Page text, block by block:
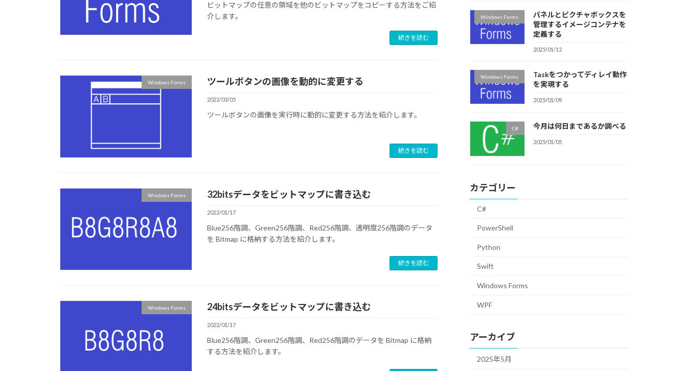
ビットマップの任意の領域を他のビットマップをコピーする方法をご紹
介します。
続きを読む
Windows Forms ツールボタンの画像を動的に変更する
2022/03/05
ツールボタンの画像を実行時に動的に変更する方法を紹介します。
続きを読む
Windows Forms 32bitsデータをビットマップに書き込む
2022/01/17
Blue256階調、Green256階調、Red256階調、透明度256階調のデータ
を Bitmap に格納する方法を紹介します。
続きを読む
Windows Forms 24bitsデータをビットマップに書き込む
2022/01/17
Blue256階調、Green256階調、Red256階調のデータを Bitmap に格納
する方法を紹介します。
Windows Forms
パネルとピクチャボックスを
管理するイメージコンテナを
定義する
2025/01/12
Windows Forms
Taskをつかってディレイ動作
を実現する
2025/01/09
C# 今月は何日まであるか調べる
2025/01/05
カテゴリー
C#
PowerShell
Python
Swift
Windows Forms
WPF
アーカイブ
2025年5月